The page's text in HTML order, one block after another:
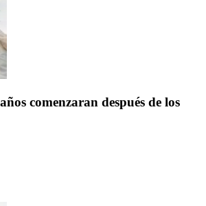
comenzaran después de los